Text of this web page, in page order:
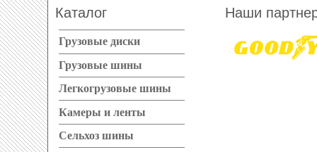
Каталог
Грузовые диски
Грузовые шины
Легкогрузовые шины
Камеры и ленты
Сельхоз шины
Наши